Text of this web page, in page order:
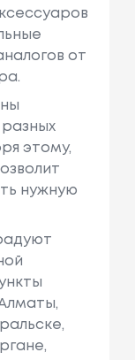
от
этому,
нужную